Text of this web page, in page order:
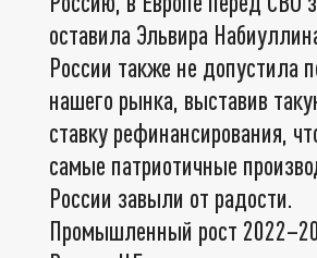
оставила Эльвира
России также не допустила
нашего рынка, выставив
ставку рефинансирования,
самые патриотичные
России завыли от радости.
Промышленный рост